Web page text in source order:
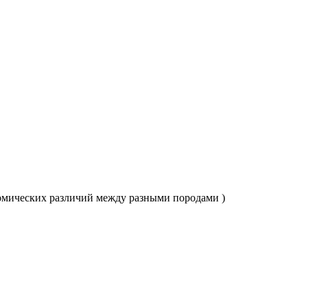
различий между разными породами )